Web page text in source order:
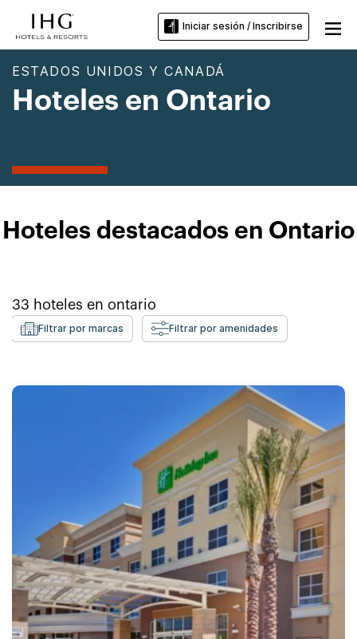
Iniciar sesión / Inscribirse
ESTADOS UNIDOS Y CANADÁ
Hoteles en Ontario
Hoteles destacados en Ontario
33 hoteles en ontario
Filtrar por marcas Filtrar por amenidades